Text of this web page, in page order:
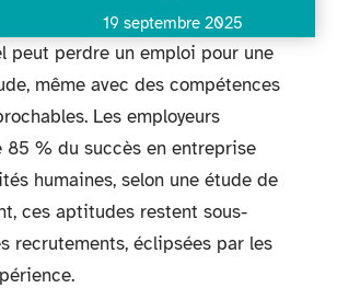
19 septembre 2025
peut perdre un emploi pour une
même avec des compétences
Les employeurs
85 % du succès en entreprise
humaines, selon une étude de
ces aptitudes restent sous-
recrutements, éclipsées par les